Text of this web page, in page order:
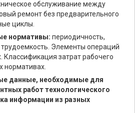
обслуживание между
ремонт без предварительного
циклы.
нормативы: периодичность,
Элементы операций
Классификация затрат рабочего
нормативах.
данные, необходимые для
работ технологического
информации из разных